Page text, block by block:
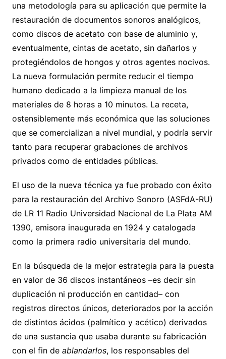
una metodología para su aplicación que permite la
restauración de documentos sonoros analógicos,
como discos de acetato con base de aluminio y,
eventualmente, cintas de acetato, sin dañarlos y
protegiéndolos de hongos y otros agentes nocivos.
La nueva formulación permite reducir el tiempo
humano dedicado a la limpieza manual de los
materiales de 8 horas a 10 minutos. La receta,
ostensiblemente más económica que las soluciones
que se comercializan a nivel mundial, y podría servir
tanto para recuperar grabaciones de archivos
privados como de entidades públicas.
El uso de la nueva técnica ya fue probado con éxito
para la restauración del Archivo Sonoro (ASFdA-RU)
de LR 11 Radio Universidad Nacional de La Plata AM
1390, emisora inaugurada en 1924 y catalogada
como la primera radio universitaria del mundo.
En la búsqueda de la mejor estrategia para la puesta
en valor de 36 discos instantáneos –es decir sin
duplicación ni producción en cantidad– con
registros directos únicos, deteriorados por la acción
de distintos ácidos (palmítico y acético) derivados
de una sustancia que usaba durante su fabricación
con el fin de ablandarlos, los responsables del